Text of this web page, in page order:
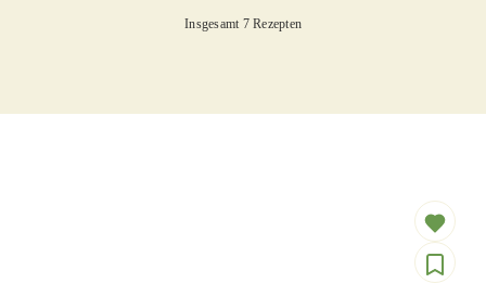
Insgesamt 7 Rezepten